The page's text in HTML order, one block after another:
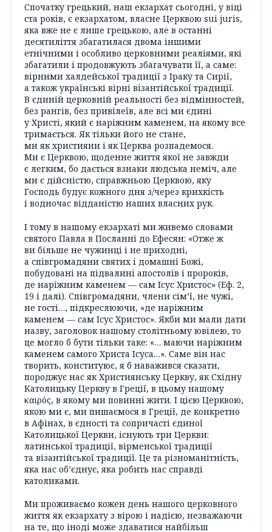
Спочатку грецький, наш екзархат сьогодні, у віці
ста років, є екзархатом, власне Церквою sui juris,
яка вже не є лише грецькою, але в останні
десятиліття збагатилася двома іншими
етнічними і особливо церковними реаліями, які
збагатили і продовжують збагачувати її, а саме:
вірними халдейської традиції з Іраку та Сирії,
а також українські вірні візантійської традиції.
В єдиній церковній реальності без відмінностей,
без рангів, без привілеїв, але всі ми єдині
у Христі, який є наріжним каменем, на якому все
тримається. Як тільки його не стане,
ми як християни і як Церква розпадемося.
Ми є Церквою, щоденне життя якої не завжди
є легким, бо дається взнаки людська неміч, але
ми є дійсністю, справжньою Церквою, яку
Господь будує кожного дня з/через крихкість
і водночас відданістю наших власних рук.
І тому в нашому екзархаті ми живемо словами
святого Павла в Посланні до Ефесян: «Отже ж
ви більше не чужинці і не приходні,
а співгромадяни святих і домашні Божі,
побудовані на підвалині апостолів і пророків,
де наріжним каменем — сам Ісус Христос» (Еф. 2,
19 і далі). Співгромадяни, члени сім’ї, не чужі,
не гості…, підкреслюючи, «де наріжним
каменем — сам Ісус Христос». Якби ми мали дати
назву, заголовок нашому столітньому ювілею, то
це могло б бути тільки таке: «… маючи наріжним
каменем самого Христа Ісуса…». Саме він нас
творить, конституює, я б наважився сказати,
породжує нас як Християнську Церкву, як Східну
Католицьку Церкву в Греції, в цьому нашому
καιρός, в якому ми повинні жити. І цією Церквою,
якою ми є, ми пишаємося в Греції, де конкретно
в Афінах, в єдності та сопричасті єдиної
Католицької Церкви, існують три Церкви:
латинської традиції, вірменської традиції
та візантійської традиції. Це та різноманітність,
яка нас об’єднує, яка робить нас справді
католиками.
Ми проживаємо кожен день нашого церковного
життя як екзархату з вірою і надією, незважаючи
на те, що іноді може здаватися найбільш